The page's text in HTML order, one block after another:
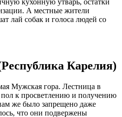
кухонную утварь, остатки
А местные жители
лай собак и голоса людей со
Карелия)
Мужская гора. Лестница в
пол к просветлению и получению
же было запрещено даже
что они подвержены